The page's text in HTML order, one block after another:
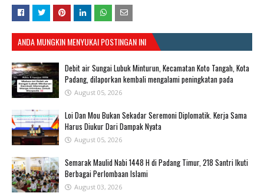
ANDA MUNGKIN MENYUKAI POSTINGAN INI
Debit air Sungai Lubuk Minturun, Kecamatan Koto Tangah, Kota
Padang, dilaporkan kembali mengalami peningkatan pada
August 05, 2026
Loi Dan Mou Bukan Sekadar Seremoni Diplomatik. Kerja Sama
Harus Diukur Dari Dampak Nyata
August 05, 2026
Semarak Maulid Nabi 1448 H di Padang Timur, 218 Santri Ikuti
Berbagai Perlombaan Islami
August 03, 2026